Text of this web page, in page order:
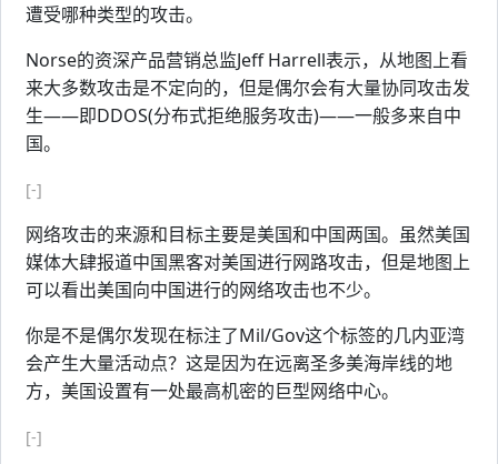
遭受哪种类型的攻击。
Norse的资深产品营销总监Jeff Harrell表示，从地图上看
来大多数攻击是不定向的，但是偶尔会有大量协同攻击发
生——即DDOS(分布式拒绝服务攻击)——一般多来自中
国。
[-]
网络攻击的来源和目标主要是美国和中国两国。虽然美国
媒体大肆报道中国黑客对美国进行网路攻击，但是地图上
可以看出美国向中国进行的网络攻击也不少。
你是不是偶尔发现在标注了Mil/Gov这个标签的几内亚湾
会产生大量活动点？这是因为在远离圣多美海岸线的地
方，美国设置有一处最高机密的巨型网络中心。
[-]